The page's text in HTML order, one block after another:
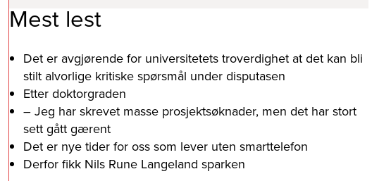
Mest lest
Det er avgjørende for universitetets troverdighet at det kan bli
stilt alvorlige kritiske spørsmål under disputasen
Etter doktorgraden
– Jeg har skrevet masse prosjektsøknader, men det har stort
sett gått gærent
Det er nye tider for oss som lever uten smarttelefon
Derfor fikk Nils Rune Langeland sparken